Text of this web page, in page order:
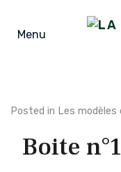
Menu
Posted in Les modèles
Boite